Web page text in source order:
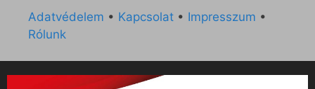
Adatvédelem • Kapcsolat • Impresszum •
Rólunk